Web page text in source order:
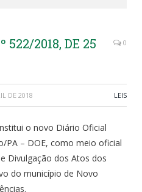
522/2018, DE 25
0
DE 2018 LEIS
o novo Diário Oficial
PA – DOE, como meio oficial
Divulgação dos Atos dos
do município de Novo